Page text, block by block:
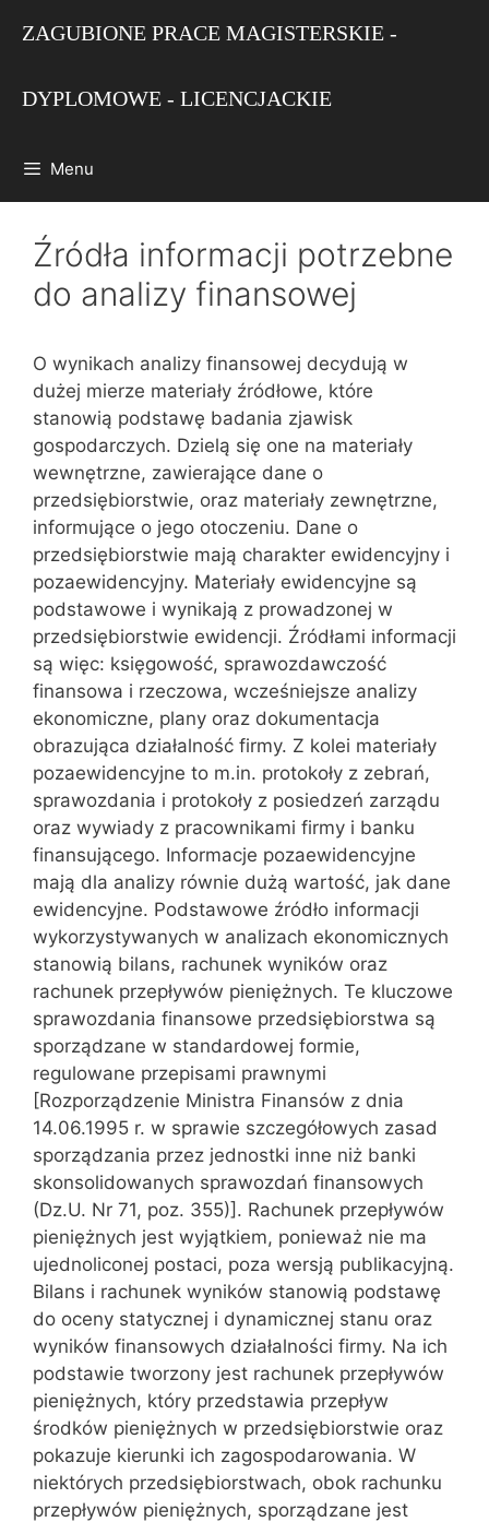
ZAGUBIONE PRACE MAGISTERSKIE -
DYPLOMOWE - LICENCJACKIE
Menu
Źródła informacji potrzebne
do analizy finansowej
O wynikach analizy finansowej decydują w
dużej mierze materiały źródłowe, które
stanowią podstawę badania zjawisk
gospodarczych. Dzielą się one na materiały
wewnętrzne, zawierające dane o
przedsiębiorstwie, oraz materiały zewnętrzne,
informujące o jego otoczeniu. Dane o
przedsiębiorstwie mają charakter ewidencyjny i
pozaewidencyjny. Materiały ewidencyjne są
podstawowe i wynikają z prowadzonej w
przedsiębiorstwie ewidencji. Źródłami informacji
są więc: księgowość, sprawozdawczość
finansowa i rzeczowa, wcześniejsze analizy
ekonomiczne, plany oraz dokumentacja
obrazująca działalność firmy. Z kolei materiały
pozaewidencyjne to m.in. protokoły z zebrań,
sprawozdania i protokoły z posiedzeń zarządu
oraz wywiady z pracownikami firmy i banku
finansującego. Informacje pozaewidencyjne
mają dla analizy równie dużą wartość, jak dane
ewidencyjne. Podstawowe źródło informacji
wykorzystywanych w analizach ekonomicznych
stanowią bilans, rachunek wyników oraz
rachunek przepływów pieniężnych. Te kluczowe
sprawozdania finansowe przedsiębiorstwa są
sporządzane w standardowej formie,
regulowane przepisami prawnymi
[Rozporządzenie Ministra Finansów z dnia
14.06.1995 r. w sprawie szczegółowych zasad
sporządzania przez jednostki inne niż banki
skonsolidowanych sprawozdań finansowych
(Dz.U. Nr 71, poz. 355)]. Rachunek przepływów
pieniężnych jest wyjątkiem, ponieważ nie ma
ujednoliconej postaci, poza wersją publikacyjną.
Bilans i rachunek wyników stanowią podstawę
do oceny statycznej i dynamicznej stanu oraz
wyników finansowych działalności firmy. Na ich
podstawie tworzony jest rachunek przepływów
pieniężnych, który przedstawia przepływ
środków pieniężnych w przedsiębiorstwie oraz
pokazuje kierunki ich zagospodarowania. W
niektórych przedsiębiorstwach, obok rachunku
przepływów pieniężnych, sporządzane jest